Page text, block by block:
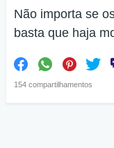
Não importa se
basta que haja
154 compartilhamentos